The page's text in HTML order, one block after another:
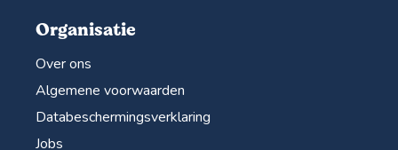
Organisatie
Over ons
Algemene voorwaarden
Databeschermingsverklaring
Jobs